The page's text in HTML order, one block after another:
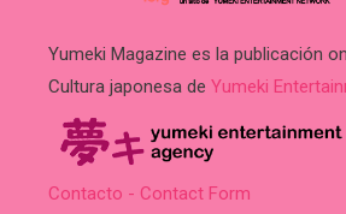
Yumeki Magazine es la publicación
Cultura japonesa de Yumeki
Contacto - Contact Form